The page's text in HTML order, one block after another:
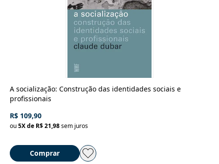
A socialização: Construção das identidades sociais e
profissionais
R$ 109,90
ou5X de R$ 21,98sem juros
Comprar